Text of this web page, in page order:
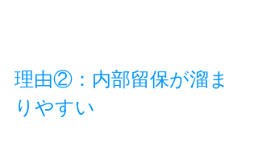
理由②：内部留保が溜ま
りやすい